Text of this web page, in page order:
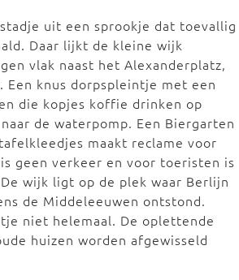
uit een sprookje dat toevallig
Daar lijkt de kleine wijk
vlak naast het Alexanderplatz,
Een knus dorpspleintje met een
die kopjes koffie drinken op
de waterpomp. Een Biergarten
maakt reclame voor
geen verkeer en voor toeristen is
wijk ligt op de plek waar Berlijn
de Middeleeuwen ontstond.
niet helemaal. De oplettende
huizen worden afgewisseld